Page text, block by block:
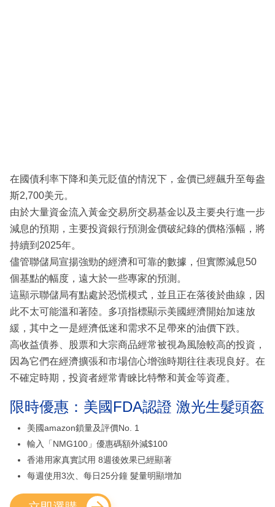
在國債利率下降和美元貶值的情況下，金價已經飆升至每盎
斯2,700美元。
由於大量資金流入黃金交易所交易基金以及主要央行進一步
減息的預期，主要投資銀行預測金價破紀錄的價格漲幅，將
持續到2025年。
儘管聯儲局宣揚強勁的經濟和可靠的數據，但實際減息50
個基點的幅度，遠大於一些專家的預測。
這顯示聯儲局有點處於恐慌模式，並且正在落後於曲線，因
此不太可能溫和著陸。多項指標顯示美國經濟開始加速放
緩，其中之一是經濟低迷和需求不足帶來的油價下跌。
高收益債券、股票和大宗商品經常被視為風險較高的投資，
因為它們在經濟擴張和市場信心增強時期往往表現良好。在
不確定時期，投資者經常青睞比特幣和黃金等資產。
限時優惠：美國FDA認證 激光生髮頭盔
美國amazon鎖量及評價No. 1
輸入「NMG100」優惠碼額外減$100
香港用家真實試用 8週後效果已經顯著
每週使用3次、每日25分鐘 髮量明顯增加